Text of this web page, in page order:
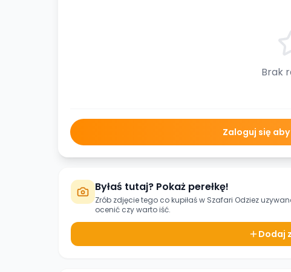
Brak
Zaloguj się
Byłaś tutaj? Pokaż perełkę!
Zrób zdjęcie tego co kupiłaś w Szafari Odziez
ocenić czy warto iść.
Dodaj